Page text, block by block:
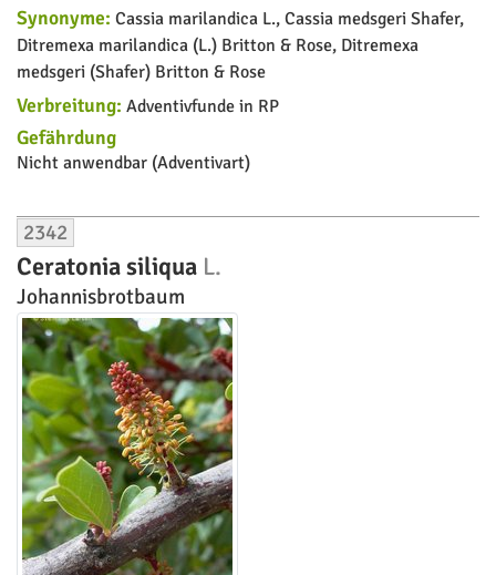
Synonyme: Cassia marilandica L., Cassia medsgeri Shafer,
Ditremexa marilandica (L.) Britton & Rose, Ditremexa
medsgeri (Shafer) Britton & Rose
Verbreitung: Adventivfunde in RP
Gefährdung
Nicht anwendbar (Adventivart)
2342
Ceratonia siliqua L.
Johannisbrotbaum